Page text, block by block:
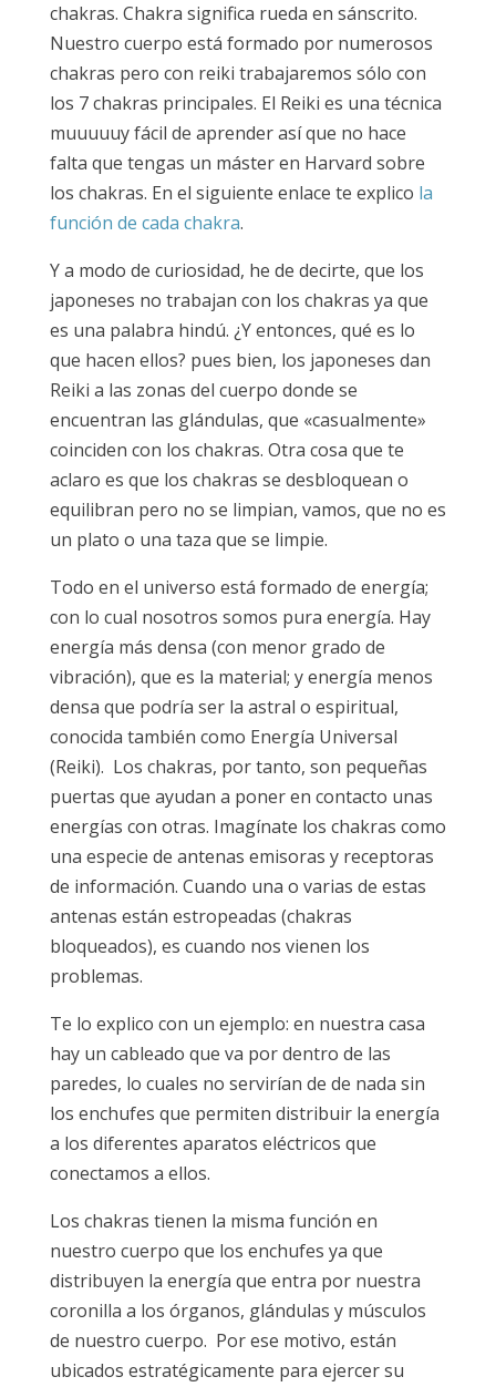
chakras. Chakra significa rueda en sánscrito.
Nuestro cuerpo está formado por numerosos
chakras pero con reiki trabajaremos sólo con
los 7 chakras principales. El Reiki es una técnica
muuuuuy fácil de aprender así que no hace
falta que tengas un máster en Harvard sobre
los chakras. En el siguiente enlace te explico la
función de cada chakra.
Y a modo de curiosidad, he de decirte, que los
japoneses no trabajan con los chakras ya que
es una palabra hindú. ¿Y entonces, qué es lo
que hacen ellos? pues bien, los japoneses dan
Reiki a las zonas del cuerpo donde se
encuentran las glándulas, que «casualmente»
coinciden con los chakras. Otra cosa que te
aclaro es que los chakras se desbloquean o
equilibran pero no se limpian, vamos, que no es
un plato o una taza que se limpie.
Todo en el universo está formado de energía;
con lo cual nosotros somos pura energía. Hay
energía más densa (con menor grado de
vibración), que es la material; y energía menos
densa que podría ser la astral o espiritual,
conocida también como Energía Universal
(Reiki). Los chakras, por tanto, son pequeñas
puertas que ayudan a poner en contacto unas
energías con otras. Imagínate los chakras como
una especie de antenas emisoras y receptoras
de información. Cuando una o varias de estas
antenas están estropeadas (chakras
bloqueados), es cuando nos vienen los
problemas.
Te lo explico con un ejemplo: en nuestra casa
hay un cableado que va por dentro de las
paredes, lo cuales no servirían de de nada sin
los enchufes que permiten distribuir la energía
a los diferentes aparatos eléctricos que
conectamos a ellos.
Los chakras tienen la misma función en
nuestro cuerpo que los enchufes ya que
distribuyen la energía que entra por nuestra
coronilla a los órganos, glándulas y músculos
de nuestro cuerpo. Por ese motivo, están
ubicados estratégicamente para ejercer su